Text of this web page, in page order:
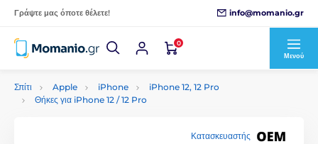
Γράψτε μας όποτε θέλετε! info@momanio.gr
0
Μενού
Σπίτι Apple iPhone
iPhone 12, 12 Pro
Θήκες για iPhone 12 / 12 Pro
Κατασκευαστής